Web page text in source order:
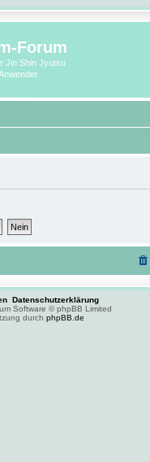
Forum
Jin Shin Jyutsu
Datenschutzerklärung
Software © phpBB Limited
durch phpBB.de